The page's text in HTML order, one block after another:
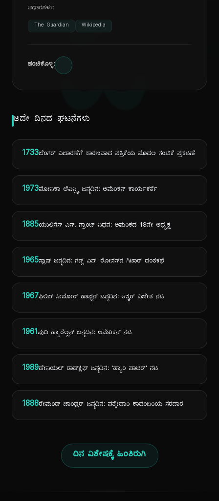
ದಿ
ಆಧಾರಗಳು:
The Guardian Wikipedia
ಹಂಚಿಕೊಳ್ಳಿ:
ಅದೇ ದಿನದ ಘಟನೆಗಳು
1733ಜೆಂಗರ್ ವಿಚಾರಣೆಗೆ ಕಾರಣವಾದ ಪತ್ರಿಕೆಯ ಮೊದಲ ಸಂಚಿಕೆ ಪ್ರಕಟಣೆ
1973ಮೋನಿಕಾ ಲೆವಿನ್ಸ್ಕಿ ಜನ್ಮದಿನ: ಅಮೆರಿಕನ್ ಕಾರ್ಯಕರ್ತೆ
1885ಯುಲಿಸೆಸ್ ಎಸ್. ಗ್ರಾಂಟ್ ನಿಧನ: ಅಮೆರಿಕದ 18ನೇ ಅಧ್ಯಕ್ಷ
1965ಸ್ಲಾಷ್ ಜನ್ಮದಿನ: ಗನ್ಸ್ ಎನ್' ರೋಸಸ್‌ನ ಗಿಟಾರ್ ದಂತಕಥೆ
1967ಫಿಲಿಪ್ ಸೀಮೋರ್ ಹಾಫ್ಮನ್ ಜನ್ಮದಿನ: ಆಸ್ಕರ್ ವಿಜೇತ ನಟ
1961ವುಡಿ ಹ್ಯಾರೆಲ್ಸನ್ ಜನ್ಮದಿನ: ಅಮೆರಿಕನ್ ನಟ
1989ಡೇನಿಯಲ್ ರಾಡ್‌ಕ್ಲಿಫ್ ಜನ್ಮದಿನ: 'ಹ್ಯಾರಿ ಪಾಟರ್' ನಟ
1888ರೇಮಂಡ್ ಚಾಂಡ್ಲರ್ ಜನ್ಮದಿನ: ಪತ್ತೇದಾರಿ ಕಾದಂಬರಿಯ ಸರದಾರ
ದಿನ ವಿಶೇಷಕ್ಕೆ ಹಿಂತಿರುಗಿ